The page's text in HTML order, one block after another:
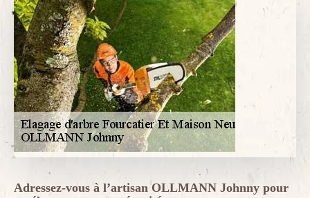
Adressez-vous à l’artisan OLLMANN Johnny pour